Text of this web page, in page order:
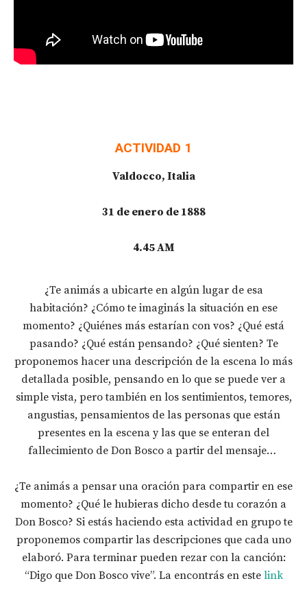
ACTIVIDAD 1
Valdocco, Italia
31 de enero de 1888
4.45 AM
¿Te animás a ubicarte en algún lugar de esa
habitación? ¿Cómo te imaginás la situación en ese
momento? ¿Quiénes más estarían con vos? ¿Qué está
pasando? ¿Qué están pensando? ¿Qué sienten? Te
proponemos hacer una descripción de la escena lo más
detallada posible, pensando en lo que se puede ver a
simple vista, pero también en los sentimientos, temores,
angustias, pensamientos de las personas que están
presentes en la escena y las que se enteran del
fallecimiento de Don Bosco a partir del mensaje…
¿Te animás a pensar una oración para compartir en ese
momento? ¿Qué le hubieras dicho desde tu corazón a
Don Bosco? Si estás haciendo esta actividad en grupo te
proponemos compartir las descripciones que cada uno
elaboró. Para terminar pueden rezar con la canción:
“Digo que Don Bosco vive”. La encontrás en este link